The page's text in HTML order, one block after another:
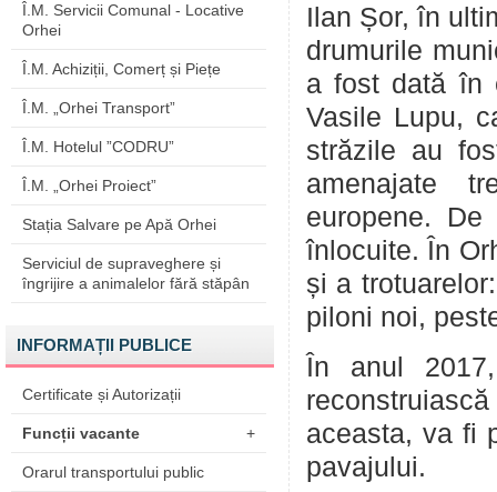
Î.M. Servicii Comunal - Locative
Orhei
Î.M. Achiziții, Comerț și Piețe
Î.M. „Orhei Transport”
Î.M. Hotelul ”CODRU”
Î.M. „Orhei Proiect”
Stația Salvare pe Apă Orhei
Serviciul de supraveghere și
îngrijire a animalelor fără stăpân
INFORMAȚII PUBLICE
Certificate și Autorizații
Funcții vacante +
Orarul transportului public
Ilan Șor, în
drumurile
a fost dată în
Vasile Lupu,
străzile au
amenajate
europene.
înlocuite. În
și a
piloni noi,
În anul
aceasta, va fi
pavajului.